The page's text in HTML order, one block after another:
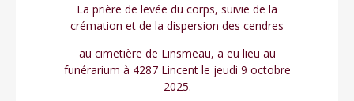
La prière de levée du corps, suivie de la
crémation et de la dispersion des cendres
au cimetière de Linsmeau, a eu lieu au
funérarium à 4287 Lincent le jeudi 9 octobre
2025.